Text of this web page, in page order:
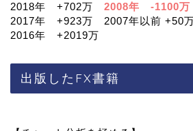
2018年 +702万 2008年 -1100万
2017年 +923万 2007年以前 +50
2016年 +2019万
出版したFX書籍